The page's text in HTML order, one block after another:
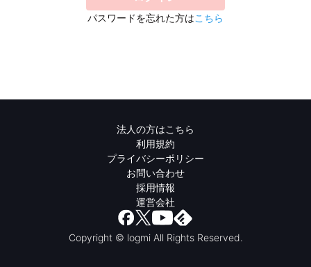
パスワードを忘れた方はこちら
法人の方はこちら
利用規約
プライバシーポリシー
お問い合わせ
採用情報
運営会社
Copyright © logmi All Rights Reserved.